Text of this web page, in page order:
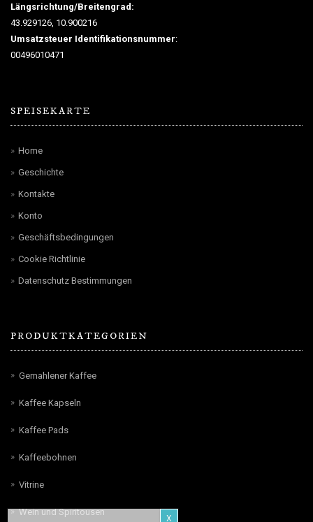
Längsrichtung/Breitengrad:
43.929126, 10.900216
Umsatzsteuer Identifikationsnummer:
00496010471
SPEISEKARTE
Home
Geschichte
Kontakte
Konto
Geschäftsbedingungen
Cookie Richtlinie
Datenschutz Bestimmungen
PRODUKTKATEGORIEN
Gemahlener Kaffee
Kaffee Kapseln
Kaffee Pads
Kaffeebohnen
Vitrine
Wein und Spiritousen